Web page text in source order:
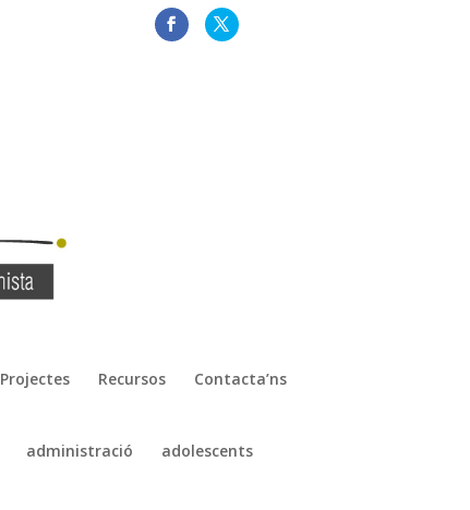
Projectes Recursos Contacta’ns
administració adolescents